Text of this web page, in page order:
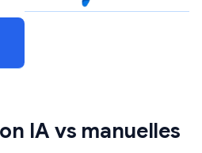
IA vs manuelles